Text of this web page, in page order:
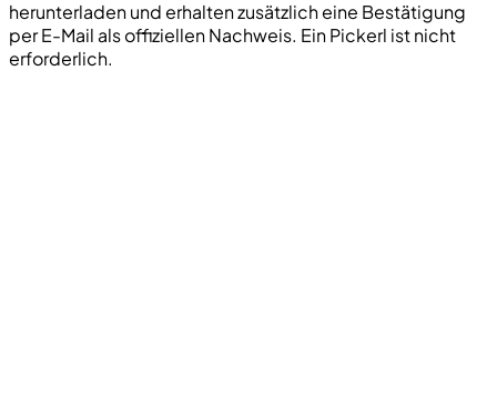
herunterladen und erhalten zusätzlich eine Bestätigung
per E-Mail als offiziellen Nachweis. Ein Pickerl ist nicht
erforderlich.